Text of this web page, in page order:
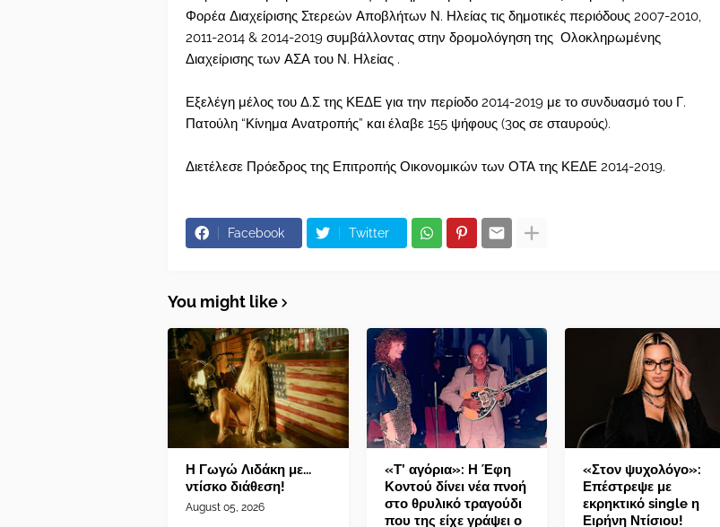
Φορέα Διαχείρισης Στερεών Αποβλήτων Ν. Ηλείας τις δημοτικές περιόδους 2007-2010,
2011-2014 & 2014-2019 συμβάλλοντας στην δρομολόγηση της Ολοκληρωμένης
Διαχείρισης των ΑΣΑ του Ν. Ηλείας .
Εξελέγη μέλος του Δ.Σ της ΚΕΔΕ για την περίοδο 2014-2019 με το συνδυασμό του Γ.
Πατούλη “Κίνημα Ανατροπής” και έλαβε 155 ψήφους (3ος σε σταυρούς).
Διετέλεσε Πρόεδρος της Επιτροπής Οικονομικών των ΟΤΑ της ΚΕΔΕ 2014-2019.
Facebook Twitter
You might like
Η Γωγώ Λιδάκη με...
ντίσκο διάθεση!
August 05, 2026
«Τ’ αγόρια»: Η Έφη
Κοντού δίνει νέα πνοή
στο θρυλικό τραγούδι
που της είχε γράψει ο
«Στον ψυχολόγο»:
Επέστρεψε με
εκρηκτικό single η
Ειρήνη Ντίσιου!